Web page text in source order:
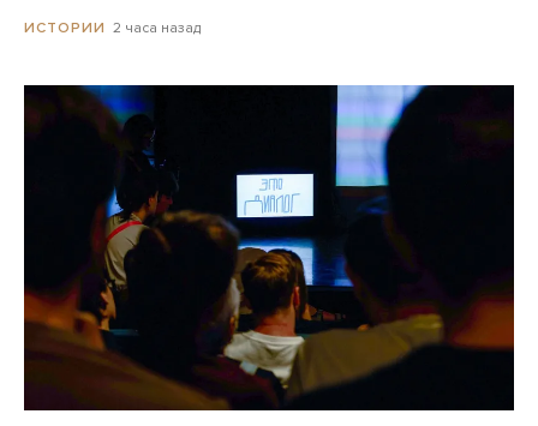
ИСТОРИИ 2 часа назад